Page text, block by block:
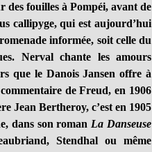
fouilles à Pompéi, avant de
callipyge, qui est aujourd’hui
informée, soit celle du
Nerval chante les amours
que le Danois Jansen offre à
de Freud, en 1906
Jean Bertheroy, c’est en 1905
dans son roman La Danseuse
Stendhal ou même